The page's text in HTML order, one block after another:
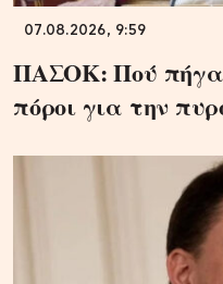
07.08.2026, 9:59
ΠΑΣΟΚ: Πού
πόροι για την